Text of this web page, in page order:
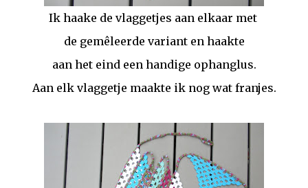
Ik haake de vlaggetjes aan elkaar met
de gemêleerde variant en haakte
aan het eind een handige ophanglus.
Aan elk vlaggetje maakte ik nog wat franjes.